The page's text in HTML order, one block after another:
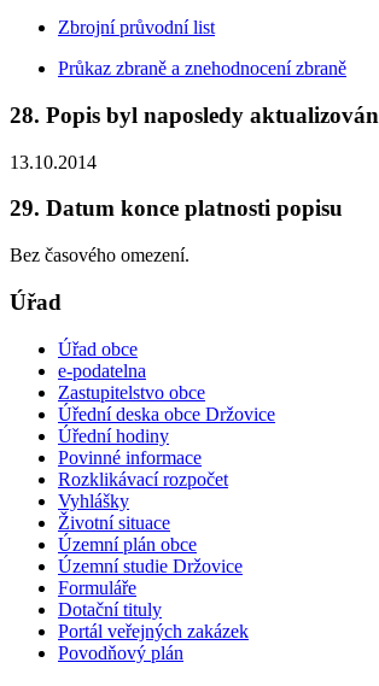
Zbrojní průvodní list
Průkaz zbraně a znehodnocení zbraně
28. Popis byl naposledy aktualizován
13.10.2014
29. Datum konce platnosti popisu
Bez časového omezení.
Úřad
Úřad obce
e-podatelna
Zastupitelstvo obce
Úřední deska obce Držovice
Úřední hodiny
Povinné informace
Rozklikávací rozpočet
Vyhlášky
Životní situace
Územní plán obce
Územní studie Držovice
Formuláře
Dotační tituly
Portál veřejných zakázek
Povodňový plán